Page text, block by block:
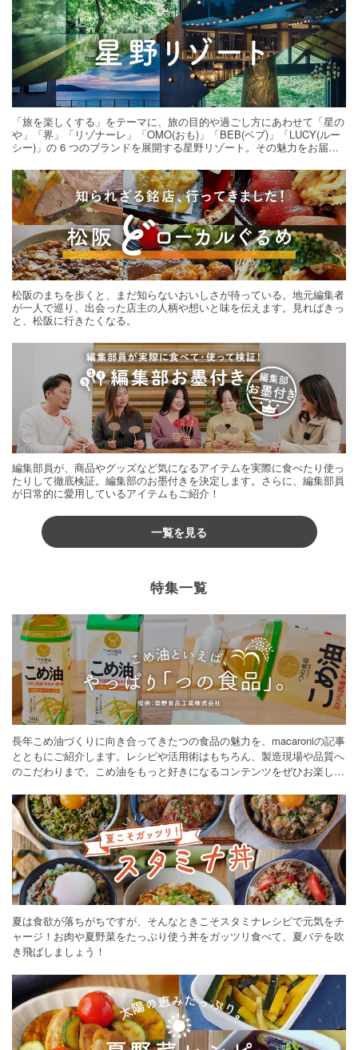
「旅を楽しくする」をテーマに、旅の目的や過ごし方にあわせて「星の
や」「界」「リゾナーレ」「OMO(おも)」「BEB(ベブ)」「LUCY(ルー
シー)」の 6 つのブランドを展開する星野リゾート。その魅力をお届け
松阪のまちを歩くと、まだ知らないおいしさが待っている。地元編集者
が一人で巡り、出会った店主の人柄や想いと味を伝えます。見ればきっ
と、松阪に行きたくなる。
編集部員が、商品やグッズなど気になるアイテムを実際に食べたり使っ
たりして徹底検証。編集部のお墨付きを決定します。さらに、編集部員
が日常的に愛用しているアイテムもご紹介！
一覧を見る
特集一覧
長年こめ油づくりに向き合ってきたつの食品の魅力を、macaroniの記事
とともにご紹介します。レシピや活用術はもちろん、製造現場や品質へ
のこだわりまで。こめ油をもっと好きになるコンテンツをぜひお楽しみ
夏は食欲が落ちがちですが、そんなときこそスタミナレシピで元気をチ
ャージ！お肉や夏野菜をたっぷり使う丼をガッツリ食べて、夏バテを吹
き飛ばしましょう！